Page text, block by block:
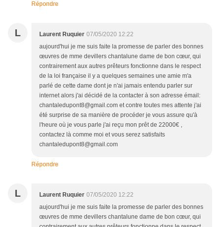
Répondre
L Laurent Ruquier 07/05/2020 12:22
aujourd'hui je me suis faite la promesse de parler des bonnes
œuvres de mme devillers chantalune dame de bon cœur, qui
contrairement aux autres prêteurs fonctionne dans le respect
de la loi française il y a quelques semaines une amie m'a
parlé de cette dame dont je n'ai jamais entendu parler sur
internet alors j'ai décidé de la contacter à son adresse émail:
chantaledupont8@gmail.com et contre toutes mes attente j'ai
été surprise de sa manière de procéder je vous assure qu'à
l'heure où je vous parle j'ai reçu mon prêt de 22000€ ,
contactez là comme moi et vous serez satisfaits
chantaledupont8@gmail.com
Répondre
L Laurent Ruquier 07/05/2020 12:22
aujourd'hui je me suis faite la promesse de parler des bonnes
œuvres de mme devillers chantalune dame de bon cœur, qui